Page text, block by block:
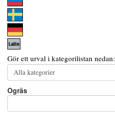
Gör ett urval i kategorilistan nedan:
Ogräs